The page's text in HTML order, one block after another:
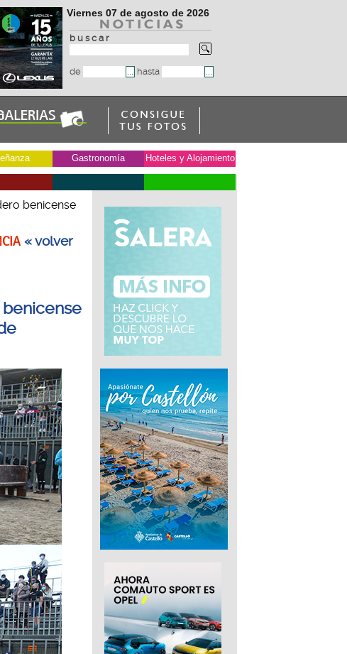
Viernes 07 de agosto de 2026
b u s c a r
de hasta
Gastronomía Hoteles y Alojamiento
benicense
« volver
benicense